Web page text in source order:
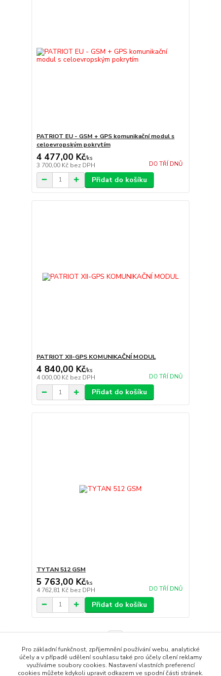
PATRIOT EU - GSM + GPS komunikační modul s
celoevropským pokrytím
4 477,00 Kč/ks
3 700,00 Kč bez DPH DO TŘÍ DNŮ
Přidat do košíku
PATRIOT XII-GPS KOMUNIKAČNÍ MODUL
4 840,00 Kč/ks
4 000,00 Kč bez DPH DO TŘÍ DNŮ
Přidat do košíku
TYTAN 512 GSM
5 763,00 Kč/ks
4 762,81 Kč bez DPH DO TŘÍ DNŮ
Přidat do košíku
Pro základní funkčnost, zpříjemnění používání webu, analytické
účely a v případě udělení souhlasu také pro účely cílení reklamy
využíváme soubory cookies. Nastavení vlastních preferencí
cookies můžete kdykoli upravit odkazem ve spodní části stránek.